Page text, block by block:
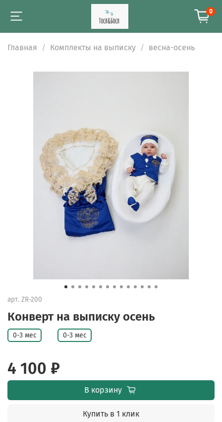
0
Главная Комплекты на выписку весна-осень
арт. ZR-200
Конверт на выписку осень
0-3 мес 0-3 мес
4 100 ₽
В корзину
Купить в 1 клик